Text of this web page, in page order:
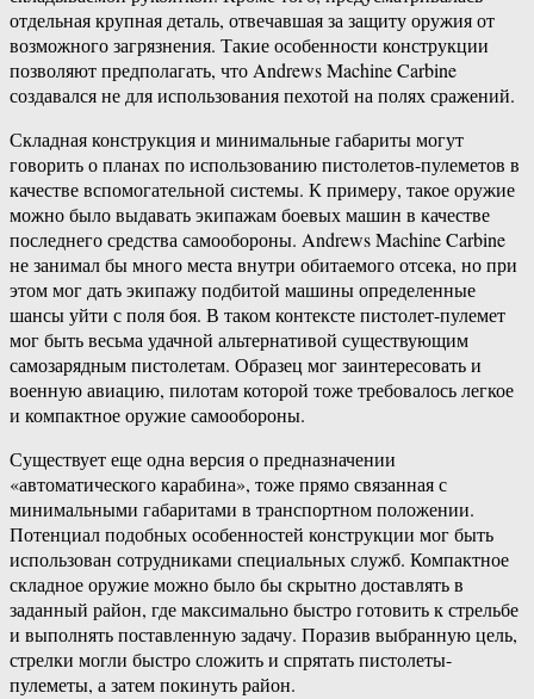
отдельная крупная деталь, отвечавшая за защиту оружия от
возможного загрязнения. Такие особенности конструкции
позволяют предполагать, что Andrews Machine Carbine
создавался не для использования пехотой на полях сражений.
Складная конструкция и минимальные габариты могут
говорить о планах по использованию пистолетов-пулеметов в
качестве вспомогательной системы. К примеру, такое оружие
можно было выдавать экипажам боевых машин в качестве
последнего средства самообороны. Andrews Machine Carbine
не занимал бы много места внутри обитаемого отсека, но при
этом мог дать экипажу подбитой машины определенные
шансы уйти с поля боя. В таком контексте пистолет-пулемет
мог быть весьма удачной альтернативой существующим
самозарядным пистолетам. Образец мог заинтересовать и
военную авиацию, пилотам которой тоже требовалось легкое
и компактное оружие самообороны.
Существует еще одна версия о предназначении
«автоматического карабина», тоже прямо связанная с
минимальными габаритами в транспортном положении.
Потенциал подобных особенностей конструкции мог быть
использован сотрудниками специальных служб. Компактное
складное оружие можно было бы скрытно доставлять в
заданный район, где максимально быстро готовить к стрельбе
и выполнять поставленную задачу. Поразив выбранную цель,
стрелки могли быстро сложить и спрятать пистолеты-
пулеметы, а затем покинуть район.